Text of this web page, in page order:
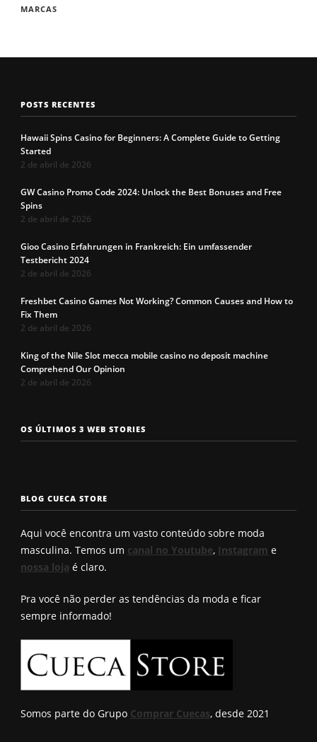
MARCAS
POSTS RECENTES
Hawaii Spins Casino for Beginners: A Complete Guide to Getting
Started
2 de abril de 2026
GW Casino Promo Code 2024: Unlock the Best Bonuses and Free
Spins
2 de abril de 2026
Gioo Casino Erfahrungen in Frankreich: Ein umfassender
Testbericht 2024
2 de abril de 2026
Freshbet Casino Games Not Working? Common Causes and How to
Fix Them
2 de abril de 2026
King of the Nile Slot mecca mobile casino no deposit machine
Comprehend Our Opinion
2 de abril de 2026
OS ÚLTIMOS 3 WEB STORIES
Os 7 tipos de
rosto
Cueca com
enchimento
a cueca
Roberto
BLOG CUECA STORE
Aqui você encontra um vasto conteúdo sobre moda
masculina. Temos um canal no Youtube, Instagram e
nossa loja é claro.
Pra você não perder as tendências da moda e ficar
sempre informado!
Somos parte do Grupo Comprar Cuecas, desde 2021